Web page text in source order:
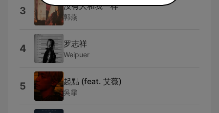
3 没有人和我一样
郭燕
4 罗志祥
Weipuer
5 起點 (feat. 艾薇)
吳霏